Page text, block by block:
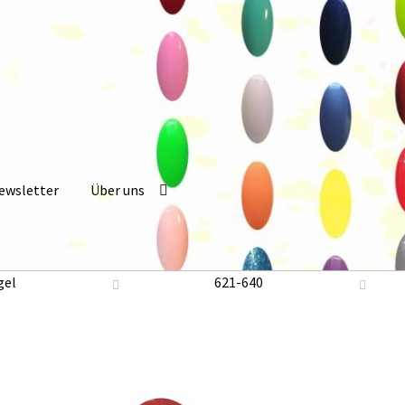
Über uns
Newsletter Online Angebot Partner Anmeldung Partner
Warenkorb
621-640